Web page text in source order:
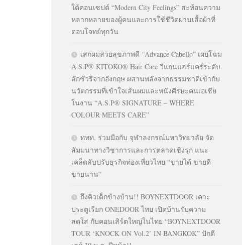
ใต้คอนเซปต์ “Modern City Feelings” สะท้อนความ
หลากหลายของผู้คนและการใช้ชีวิตผ่านเสื้อผ้าที่
ตอบโจทย์ทุกวัน
เสกผมสวยสุขภาพดี “Advance Cabello” เผยโฉม
A.S.P® KITOKO® Hair Care วีแกนแฮร์แคร์ระดับ
ลักชัวรีจากอังกฤษ ผสานพลังจากธรรมชาติเข้ากับ
นวัตกรรมที่เข้าใจเส้นผมและหนังศีรษะคนเอเชีย
ในงาน “A.S.P® SIGNATURE – WHERE
COLOUR MEETS CARE”
ททท. ร่วมมือกับ จุฬาลงกรณ์มหาวิทยาลัย จัด
สัมมนาทางวิชาการและการตลาดเชิงรุก แนะ
เคล็ดลับปรับธุรกิจท่องเที่ยวไทย “ขายได้ ขายดี
ขายนาน”
ถึงคิวเด็กข้างบ้าน!! BOYNEXTDOOR เคาะ
ประตูเรียก ONEDOOR ไทย เปิดบ้านรับความ
สดใส กับคอนเสิร์ตใหญ่ในไทย “BOYNEXTDOOR
TOUR ‘KNOCK ON Vol.2’ IN BANGKOK” ปักดี